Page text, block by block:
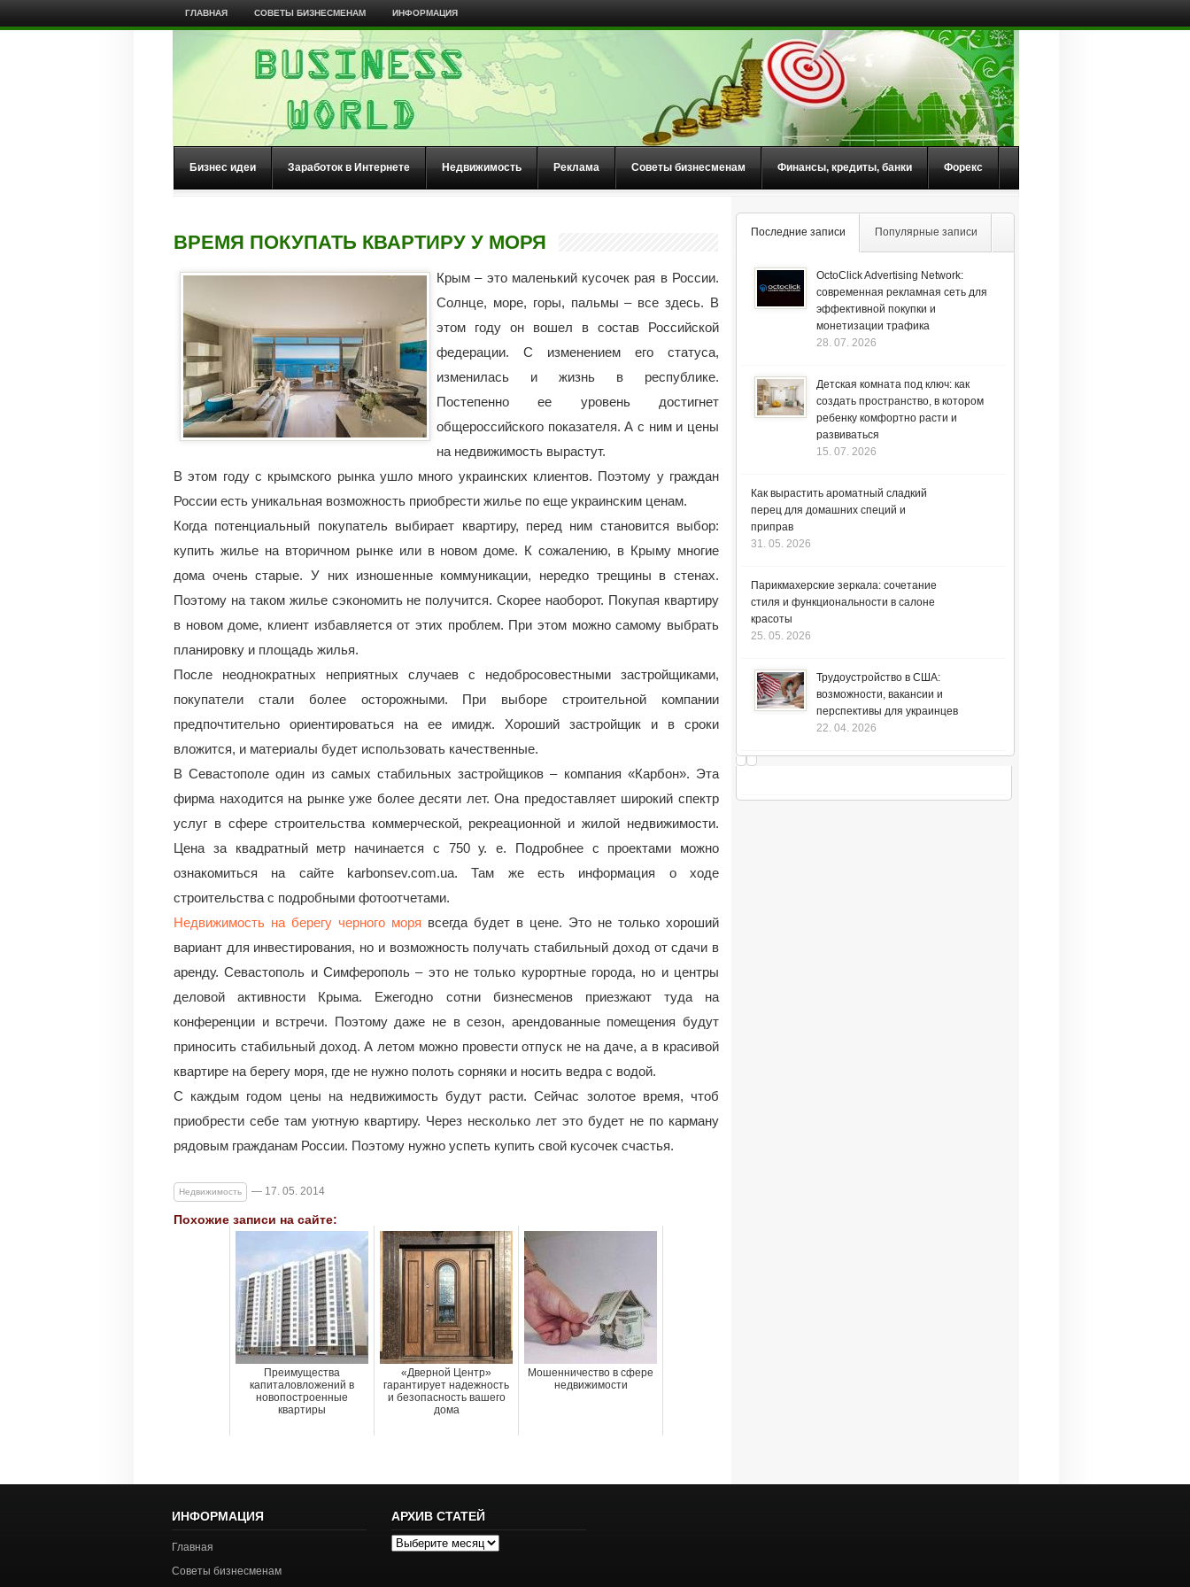
ГЛАВНАЯ СОВЕТЫ БИЗНЕСМЕНАМ ИНФОРМАЦИЯ
Бизнес идеи Заработок в Интернете Недвижимость Реклама Советы бизнесменам Финансы, кредиты, банки Форекс
ВРЕМЯ ПОКУПАТЬ КВАРТИРУ У МОРЯ
Крым – это маленький кусочек рая в России.
Солнце, море, горы, пальмы – все здесь. В
этом году он вошел в состав Российской
федерации. С изменением его статуса,
изменилась и жизнь в республике.
Постепенно ее уровень достигнет
общероссийского показателя. А с ним и цены
на недвижимость вырастут.
В этом году с крымского рынка ушло много украинских клиентов. Поэтому у граждан
России есть уникальная возможность приобрести жилье по еще украинским ценам.
Когда потенциальный покупатель выбирает квартиру, перед ним становится выбор:
купить жилье на вторичном рынке или в новом доме. К сожалению, в Крыму многие
дома очень старые. У них изношенные коммуникации, нередко трещины в стенах.
Поэтому на таком жилье сэкономить не получится. Скорее наоборот. Покупая квартиру
в новом доме, клиент избавляется от этих проблем. При этом можно самому выбрать
планировку и площадь жилья.
После неоднократных неприятных случаев с недобросовестными застройщиками,
покупатели стали более осторожными. При выборе строительной компании
предпочтительно ориентироваться на ее имидж. Хороший застройщик и в сроки
вложится, и материалы будет использовать качественные.
В Севастополе один из самых стабильных застройщиков – компания «Карбон». Эта
фирма находится на рынке уже более десяти лет. Она предоставляет широкий спектр
услуг в сфере строительства коммерческой, рекреационной и жилой недвижимости.
Цена за квадратный метр начинается с 750 у. е. Подробнее с проектами можно
ознакомиться на сайте karbonsev.com.ua. Там же есть информация о ходе
строительства с подробными фотоотчетами.
Недвижимость на берегу черного моря всегда будет в цене. Это не только хороший
вариант для инвестирования, но и возможность получать стабильный доход от сдачи в
аренду. Севастополь и Симферополь – это не только курортные города, но и центры
деловой активности Крыма. Ежегодно сотни бизнесменов приезжают туда на
конференции и встречи. Поэтому даже не в сезон, арендованные помещения будут
приносить стабильный доход. А летом можно провести отпуск не на даче, а в красивой
квартире на берегу моря, где не нужно полоть сорняки и носить ведра с водой.
С каждым годом цены на недвижимость будут расти. Сейчас золотое время, чтоб
приобрести себе там уютную квартиру. Через несколько лет это будет не по карману
рядовым гражданам России. Поэтому нужно успеть купить свой кусочек счастья.
Недвижимость — 17. 05. 2014
Похожие записи на сайте:
Преимущества
капиталовложений в
новопостроенные
квартиры
«Дверной Центр»
гарантирует надежность
и безопасность вашего
дома
Мошенничество в сфере
недвижимости
Последние записи Популярные записи
OctoClick Advertising Network:
современная рекламная сеть для
эффективной покупки и
монетизации трафика
28. 07. 2026
Детская комната под ключ: как
создать пространство, в котором
ребенку комфортно расти и
развиваться
15. 07. 2026
Как вырастить ароматный сладкий
перец для домашних специй и
приправ
31. 05. 2026
Парикмахерские зеркала: сочетание
стиля и функциональности в салоне
красоты
25. 05. 2026
Трудоустройство в США:
возможности, вакансии и
перспективы для украинцев
22. 04. 2026
ИНФОРМАЦИЯ
Главная
Советы бизнесменам
АРХИВ СТАТЕЙ
Архив